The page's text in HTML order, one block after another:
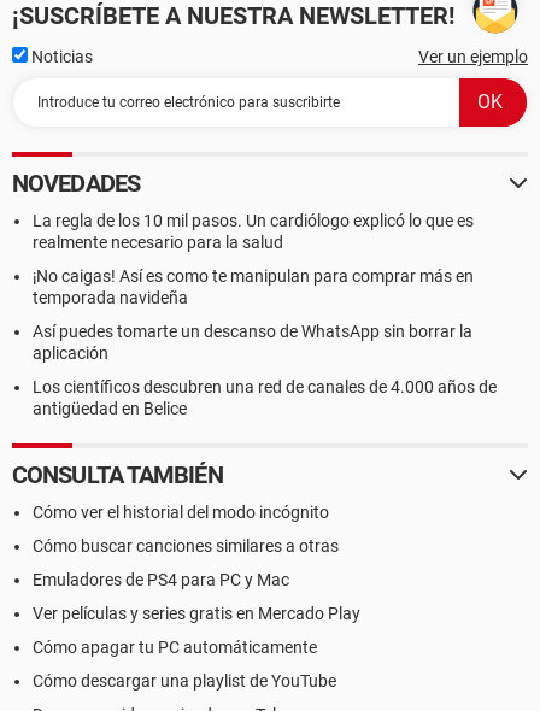
¡SUSCRÍBETE A NUESTRA NEWSLETTER!
Noticias Ver un ejemplo
NOVEDADES
La regla de los 10 mil pasos. Un cardiólogo explicó lo que es
realmente necesario para la salud
¡No caigas! Así es como te manipulan para comprar más en
temporada navideña
Así puedes tomarte un descanso de WhatsApp sin borrar la
aplicación
Los científicos descubren una red de canales de 4.000 años de
antigüedad en Belice
CONSULTA TAMBIÉN
Cómo ver el historial del modo incógnito
Cómo buscar canciones similares a otras
Emuladores de PS4 para PC y Mac
Ver películas y series gratis en Mercado Play
Cómo apagar tu PC automáticamente
Cómo descargar una playlist de YouTube